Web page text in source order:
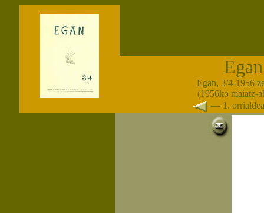
Egan
Egan, 3/4-1956
(1956ko maiatz-
— 1.